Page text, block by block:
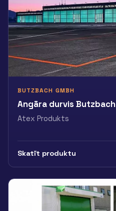
BUTZBACH GMBH
Angāra durvis Butzbach
Atex Produkts
Skatīt produktu